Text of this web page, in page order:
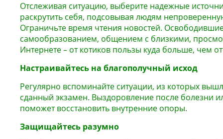
Отслеживая ситуацию, выберите надежные
раскрутить себя, подсовывая людям
Ограничьте время чтения новостей.
самообразованием, общением с близкими,
Интернете – от котиков пользы куда больше, чем
Настраивайтесь на благополучный исход
Регулярно вспоминайте ситуации, из которых
сданный экзамен. Выздоровление после болезни
поможет восстановить внутренние опоры.
Защищайтесь разумно